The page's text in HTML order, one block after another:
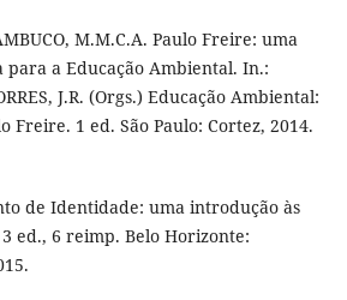
M.M.C.A. Paulo Freire: uma
a Educação Ambiental. In.:
J.R. (Orgs.) Educação Ambiental:
Freire. 1 ed. São Paulo: Cortez, 2014.
de Identidade: uma introdução às
ed., 6 reimp. Belo Horizonte: